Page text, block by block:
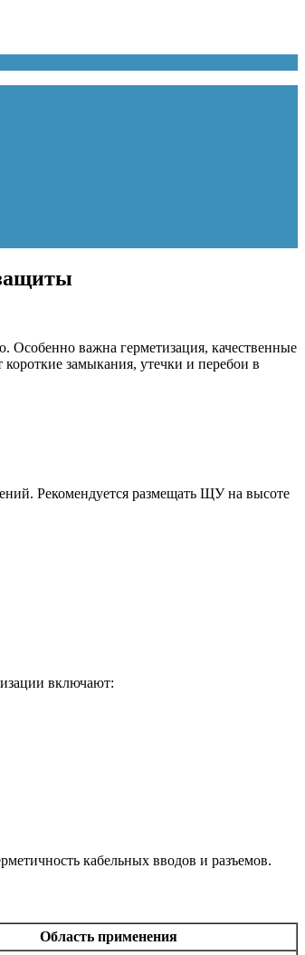
Особенно важна герметизация, качественные
замыкания, утечки и перебои в
Рекомендуется размещать ЩУ на высоте
включают:
кабельных вводов и разъемов.
Область применения